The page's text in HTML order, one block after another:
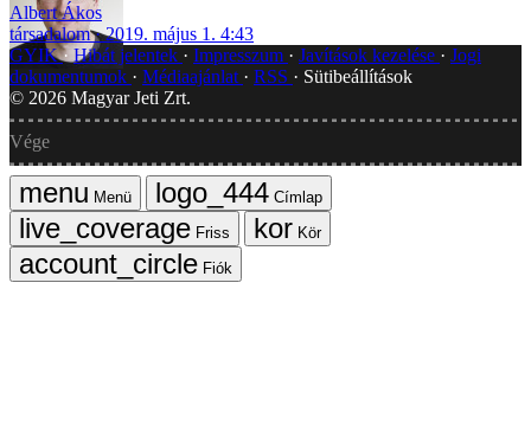
Albert Ákos
társadalom
2019. május 1. 4:43
GYIK Hibát jelentek Impresszum Javítások kezelése
Jogi
dokumentumok
Médiaajánlat RSS
Sütibeállítások
© 2026 Magyar Jeti Zrt.
Vége
Menü
Címlap
Friss
Kör
Fiók